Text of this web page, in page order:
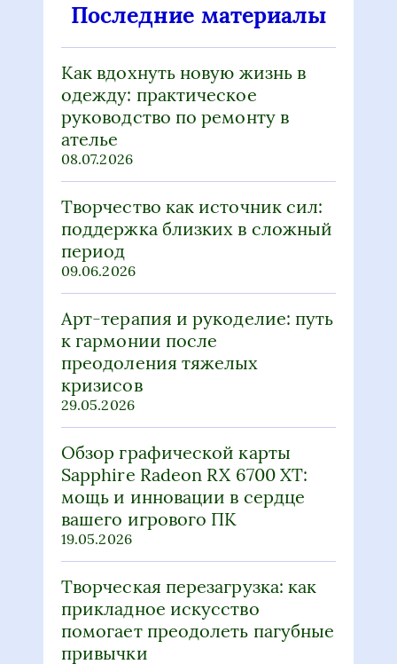
Последние материалы
Как вдохнуть новую жизнь в
одежду: практическое
руководство по ремонту в
ателье
08.07.2026
Творчество как источник сил:
поддержка близких в сложный
период
09.06.2026
Арт-терапия и рукоделие: путь
к гармонии после
преодоления тяжелых
кризисов
29.05.2026
Обзор графической карты
Sapphire Radeon RX 6700 XT:
мощь и инновации в сердце
вашего игрового ПК
19.05.2026
Творческая перезагрузка: как
прикладное искусство
помогает преодолеть пагубные
привычки